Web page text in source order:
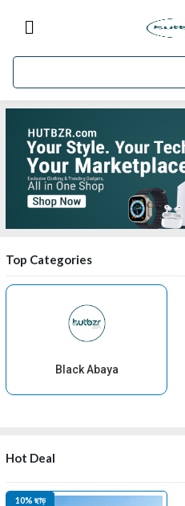
Top Categories
Black Abaya
Hot Deal
10% ছাড়